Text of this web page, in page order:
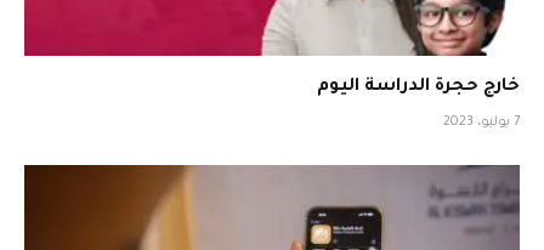
خارج حجرة الدراسة اليوم
7 يوليو، 2023